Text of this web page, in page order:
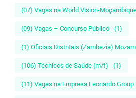
(07) Vagas na World Vision-
(09) Vagas – Concurso Público (1)
(1) Oficiais Distritais (Zambezia)
(106) Técnicos de Saúde (m/f) (1)
(11) Vagas na Empresa Leonardo Group